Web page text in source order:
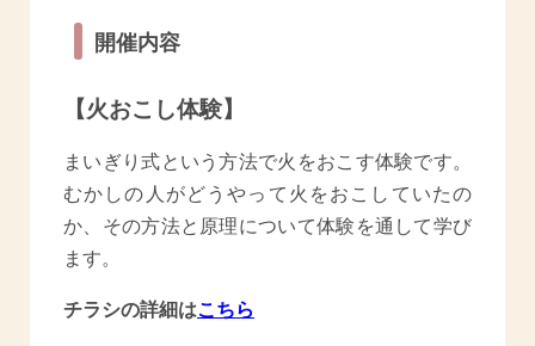
開催内容
【火おこし体験】
まいぎり式という方法で火をおこす体験です。
むかしの人がどうやって火をおこしていたの
か、その方法と原理について体験を通して学び
ます。
チラシの詳細はこちら